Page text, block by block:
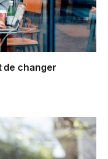
de changer